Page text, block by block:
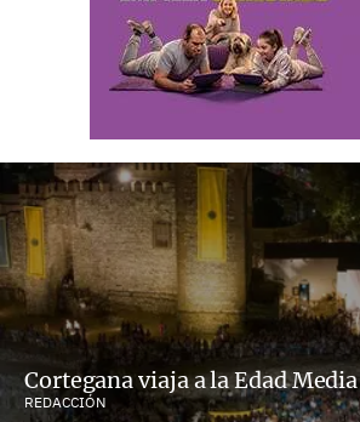
Cortegana viaja a la Edad Media
REDACCIÓN